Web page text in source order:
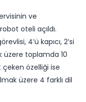
ve
oteli açıldı.
4’ü kapıcı, 2’si
üzere toplamda 10
çeken özelliği ise
üzere 4 farklı dil